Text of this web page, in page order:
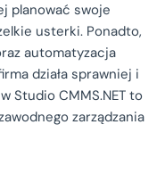
planować swoje
usterki. Ponadto,
automatyzacja
działa sprawniej i
Studio CMMS.NET to
zarządzania